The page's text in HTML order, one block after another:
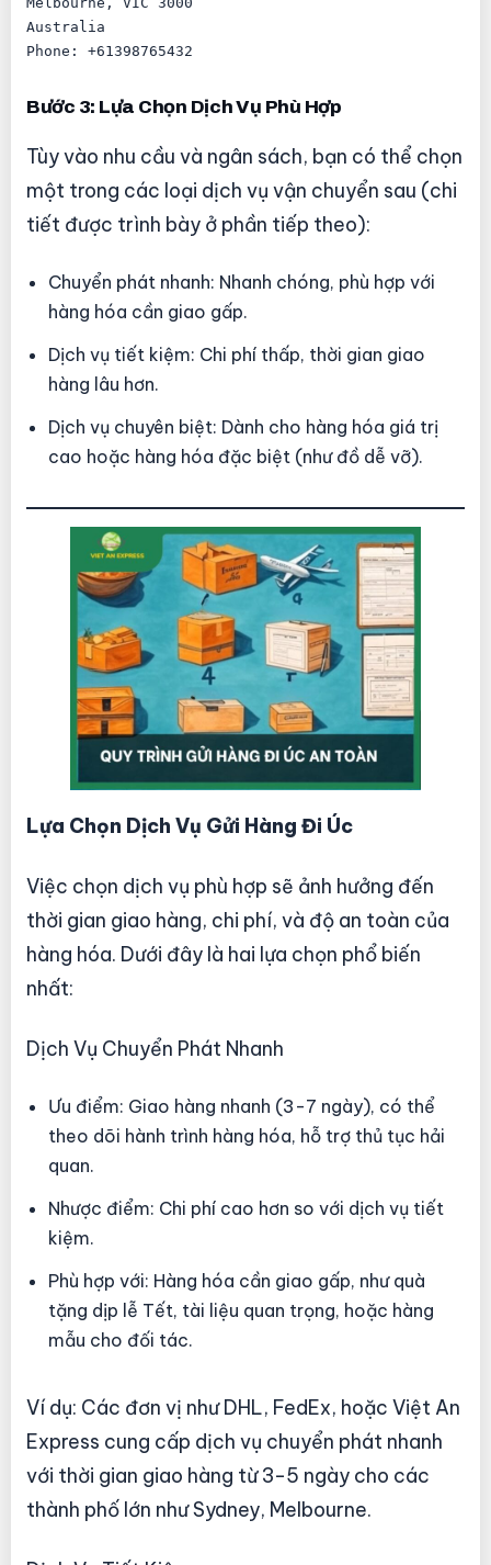
Australia
Phone: +61398765432
Bước 3: Lựa Chọn Dịch Vụ Phù Hợp
Tùy vào nhu cầu và ngân sách, bạn có thể chọn
một trong các loại dịch vụ vận chuyển sau (chi
tiết được trình bày ở phần tiếp theo):
Chuyển phát nhanh: Nhanh chóng, phù hợp với
hàng hóa cần giao gấp.
Dịch vụ tiết kiệm: Chi phí thấp, thời gian giao
hàng lâu hơn.
Dịch vụ chuyên biệt: Dành cho hàng hóa giá trị
cao hoặc hàng hóa đặc biệt (như đồ dễ vỡ).
Lựa Chọn Dịch Vụ Gửi Hàng Đi Úc
Việc chọn dịch vụ phù hợp sẽ ảnh hưởng đến
thời gian giao hàng, chi phí, và độ an toàn của
hàng hóa. Dưới đây là hai lựa chọn phổ biến
nhất:
Dịch Vụ Chuyển Phát Nhanh
Ưu điểm: Giao hàng nhanh (3-7 ngày), có thể
theo dõi hành trình hàng hóa, hỗ trợ thủ tục hải
quan.
Nhược điểm: Chi phí cao hơn so với dịch vụ tiết
kiệm.
Phù hợp với: Hàng hóa cần giao gấp, như quà
tặng dịp lễ Tết, tài liệu quan trọng, hoặc hàng
mẫu cho đối tác.
Ví dụ: Các đơn vị như DHL, FedEx, hoặc Việt An
Express cung cấp dịch vụ chuyển phát nhanh
với thời gian giao hàng từ 3-5 ngày cho các
thành phố lớn như Sydney, Melbourne.